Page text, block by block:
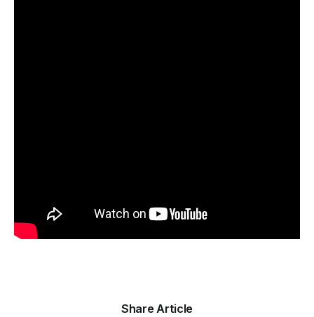
Share Article